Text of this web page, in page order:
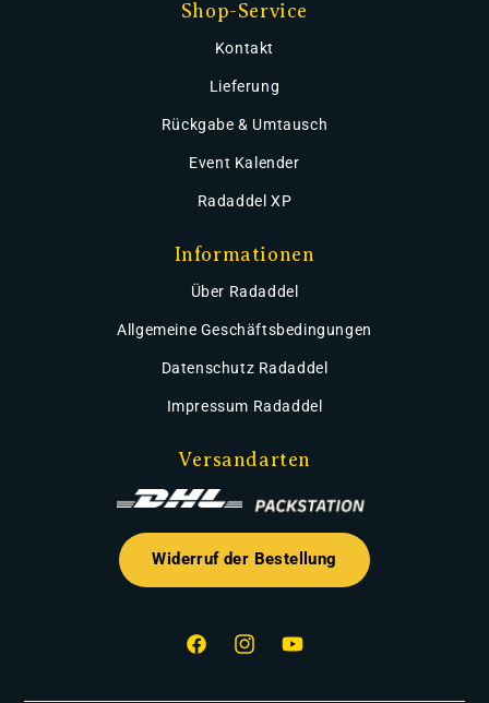
Shop-Service
Kontakt
Lieferung
Rückgabe & Umtausch
Event Kalender
Radaddel XP
Informationen
Über Radaddel
Allgemeine Geschäftsbedingungen
Datenschutz Radaddel
Impressum Radaddel
Versandarten
Widerruf der Bestellung
FacebookInstagramYouTube